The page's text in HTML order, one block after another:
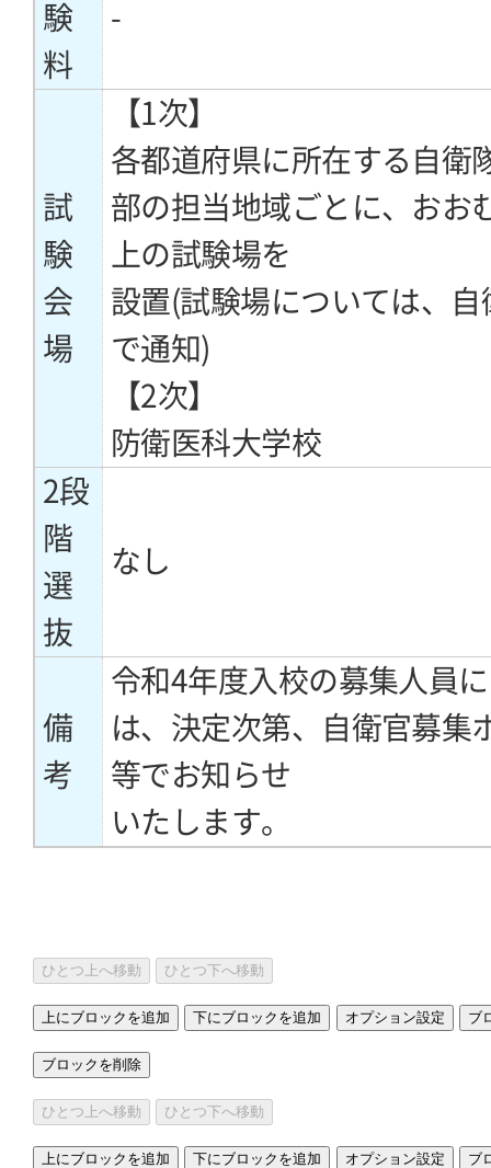
験
料
-
試
験
会
場
【1次】
各都道府県に所在する自衛
部の担当地域ごとに、おお
上の試験場を
設置(試験場については、自
で通知)
【2次】
防衛医科大学校
2段
階
選
抜
なし
備
考
令和4年度入校の募集人員
は、決定次第、自衛官募集
等でお知らせ
いたします。
ひとつ上へ移動 ひとつ下へ移動
上にブロックを追加 下にブロックを追加 オプション設定 ブ
ブロックを削除
ひとつ上へ移動 ひとつ下へ移動
上にブロックを追加 下にブロックを追加 オプション設定 ブ